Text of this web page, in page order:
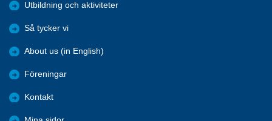
Utbildning och aktiviteter
Så tycker vi
About us (in English)
Föreningar
Kontakt